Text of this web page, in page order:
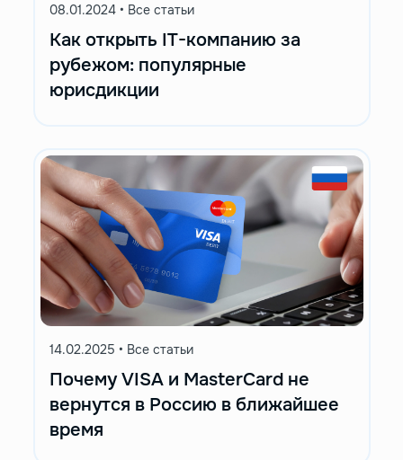
08.01.2024 • Все статьи
Как открыть IT-компанию за
рубежом: популярные
юрисдикции
14.02.2025 • Все статьи
Почему VISA и MasterCard не
вернутся в Россию в ближайшее
время